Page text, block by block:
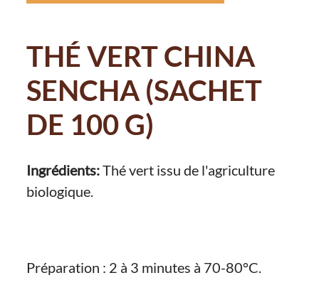
THÉ VERT CHINA
SENCHA (SACHET
DE 100 G)
Ingrédients:Thé vert issu de l'agriculture
biologique.
Préparation : 2 à 3 minutes à 70-80°C.